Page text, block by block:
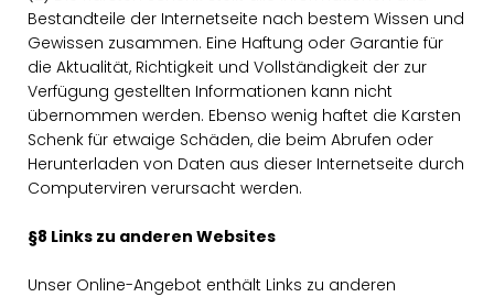
Bestandteile der Internetseite nach bestem Wissen und
Gewissen zusammen. Eine Haftung oder Garantie für
die Aktualität, Richtigkeit und Vollständigkeit der zur
Verfügung gestellten Informationen kann nicht
übernommen werden. Ebenso wenig haftet die Karsten
Schenk für etwaige Schäden, die beim Abrufen oder
Herunterladen von Daten aus dieser Internetseite durch
Computerviren verursacht werden.
§8 Links zu anderen Websites
Unser Online-Angebot enthält Links zu anderen